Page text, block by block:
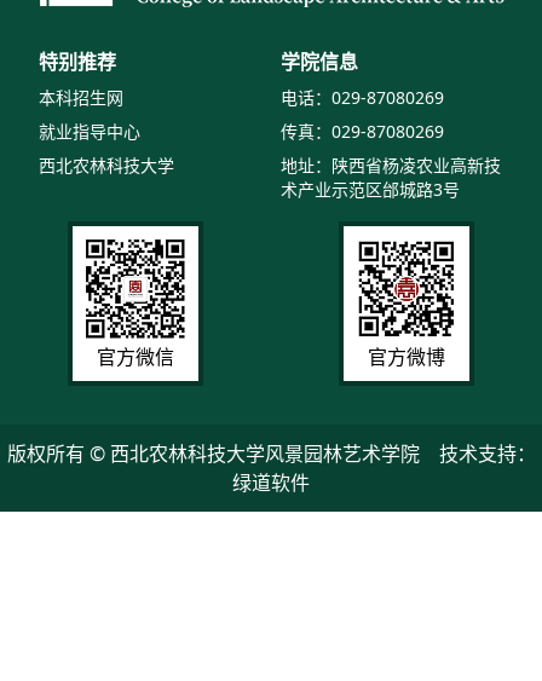
特别推荐
本科招生网
就业指导中心
西北农林科技大学
学院信息
电话：029-87080269
传真：029-87080269
地址：陕西省杨凌农业高新技
术产业示范区邰城路3号
官方微信 官方微博
版权所有 © 西北农林科技大学风景园林艺术学院 技术支持：
绿道软件